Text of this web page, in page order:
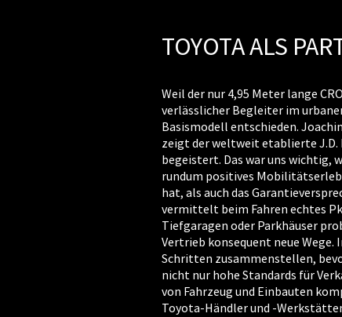
TOYOTA ALS
Weil der nur 4,95 Meter lange
verlässlicher Begleiter im
Basismodell entschieden.
zeigt der weltweit etablierte J.D.
begeistert. Das war uns wichtig,
rundum positives
hat, als auch das
vermittelt beim Fahren echtes
Tiefgaragen oder Parkhäuser
Vertrieb konsequent neue Wege.
Schritten zusammenstellen,
nicht nur hohe Standards für
von Fahrzeug und Einbauten
Toyota-Händler und -